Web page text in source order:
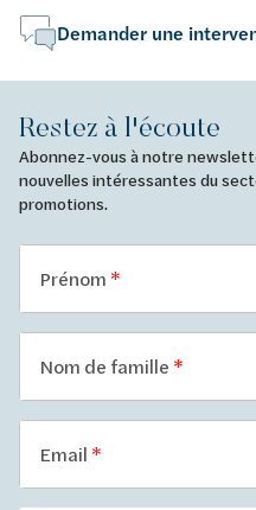
Demander une
Restez à l'écoute
Abonnez-vous à notre
nouvelles intéressantes du
promotions.
Prénom
Nom de famille
Email